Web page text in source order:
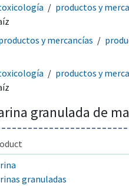
productos y
y mercancías
productos y
granulada de
granuladas